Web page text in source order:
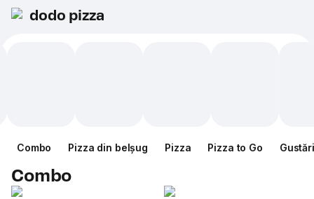
dodo pizza
Combo Pizza din belșug Pizza Pizza to Go Gustări
Combo